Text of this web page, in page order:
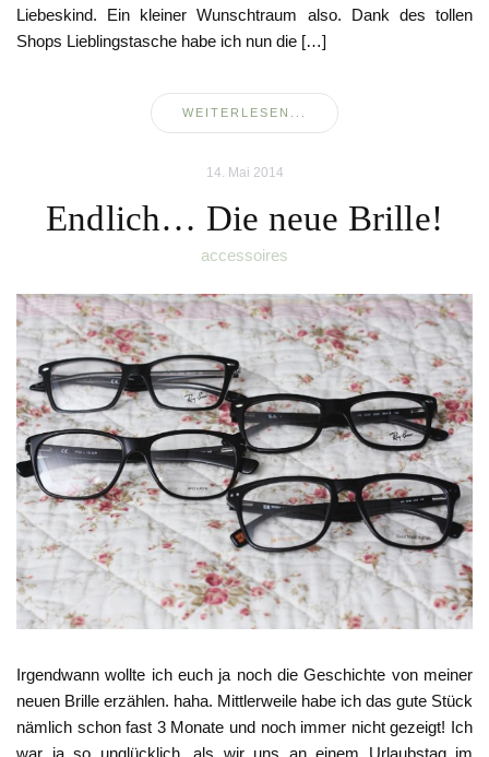
Liebeskind. Ein kleiner Wunschtraum also. Dank des tollen
Shops Lieblingstasche habe ich nun die […]
WEITERLESEN...
14. Mai 2014
Endlich… Die neue Brille!
accessoires
Irgendwann wollte ich euch ja noch die Geschichte von meiner
neuen Brille erzählen. haha. Mittlerweile habe ich das gute Stück
nämlich schon fast 3 Monate und noch immer nicht gezeigt! Ich
war ja so unglücklich, als wir uns an einem Urlaubstag im